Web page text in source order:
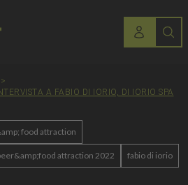
>
A FABIO DI IORIO, DI IORIO SPA
food attraction
attraction 2022 fabio di iorio